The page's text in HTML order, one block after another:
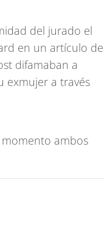
del jurado el
en un artículo de
difamaban a
exmujer a través
ambos